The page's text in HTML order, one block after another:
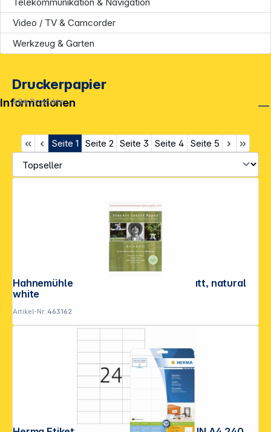
Telekommunikation & Navigation
Video / TV & Camcorder
Werkzeug & Garten
Druckerpapier
484Produkte
Seite 1 Seite 2 Seite 3 Seite 4 Seite 5
Hahnemühle Bamboo A 4 290 g, 25 Blatt, natural
white
Artikel-Nr.:463162
Informationen